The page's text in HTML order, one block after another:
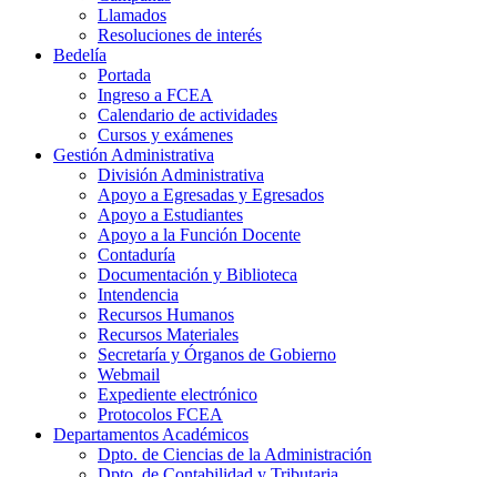
Llamados
Resoluciones de interés
Bedelía
Portada
Ingreso a FCEA
Calendario de actividades
Cursos y exámenes
Gestión Administrativa
División Administrativa
Apoyo a Egresadas y Egresados
Apoyo a Estudiantes
Apoyo a la Función Docente
Contaduría
Documentación y Biblioteca
Intendencia
Recursos Humanos
Recursos Materiales
Secretaría y Órganos de Gobierno
Webmail
Expediente electrónico
Protocolos FCEA
Departamentos Académicos
Dpto. de Ciencias de la Administración